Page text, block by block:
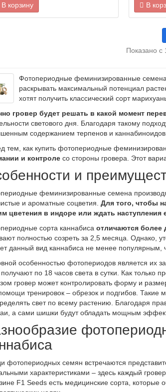
В корзину В
Показано с
Фотопериодные феминизированные семена
раскрывать максимальный потенциал
хотят получить классический сорт
гровер будет решать в какой момент
светового дня. Благодаря такому
содержанием терпенов и
тем, как купить фотопериодные
и контроле со стороны гровера. Этот
и
феминизированные семена
и ароматные соцветия. Для того, чтобы
цветения в индоре или ждать наступления
сорта каннабиса отличаются более
полностью созреть за 2,5 месяца. Однако,
данный вид каннабиса не менее популярным,
особенностью фотопериодов является их
получают по 18 часов света в сутки. Как
гровер может контролировать форму и
тренировок – обрезок и подгибов.
свет по всему растению. Благодаря
а сами шишки будут обладать мощным
фотопериодных семян встречаются
характеристиками – здесь каждый
F1 Seeds есть медицинские сорта,